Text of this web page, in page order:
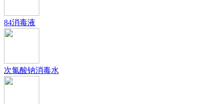
84消毒液
次氯酸钠消毒水